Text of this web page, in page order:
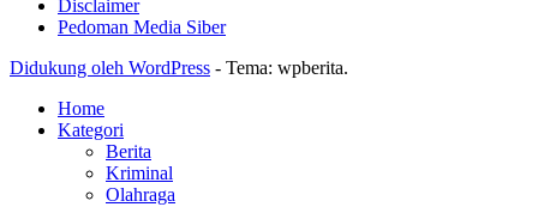
Disclaimer
Pedoman Media Siber
Didukung oleh WordPress - Tema: wpberita.
Home
Kategori
Berita
Kriminal
Olahraga